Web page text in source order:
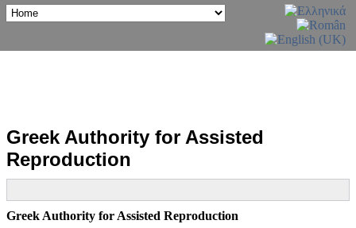
Greek Authority for Assisted
Reproduction
Greek Authority for Assisted Reproduction